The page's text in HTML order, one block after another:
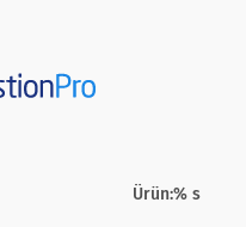
profesyonel
Ürün:% s